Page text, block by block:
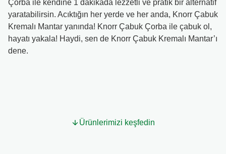
Çorba ile kendine 1 dakikada lezzetli ve pratik bir alternatif
yaratabilirsin. Acıktığın her yerde ve her anda, Knorr Çabuk
Kremalı Mantar yanında! Knorr Çabuk Çorba ile çabuk ol,
hayatı yakala! Haydi, sen de Knorr Çabuk Kremalı Mantar’ı
dene.